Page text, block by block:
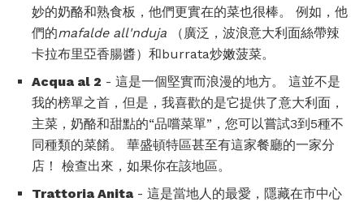
妙的奶酪和熟食板，他們更實在的菜也很棒。 例如，他
們的mafalde all'nduja （廣泛，波浪意大利面絲帶辣
卡拉布里亞香腸醬）和burrata炒嫩菠菜。
Acqua al 2 - 這是一個堅實而浪漫的地方。 這並不是
我的榜單之首，但是，我喜歡的是它提供了意大利面，
主菜，奶酪和甜點的“品嚐菜單”，您可以嘗試3到5種不
同種類的菜餚。 華盛頓特區甚至有這家餐廳的一家分
店！ 檢查出來，如果你在該地區。
Trattoria Anita- 這是當地人的最愛，隱藏在市中心